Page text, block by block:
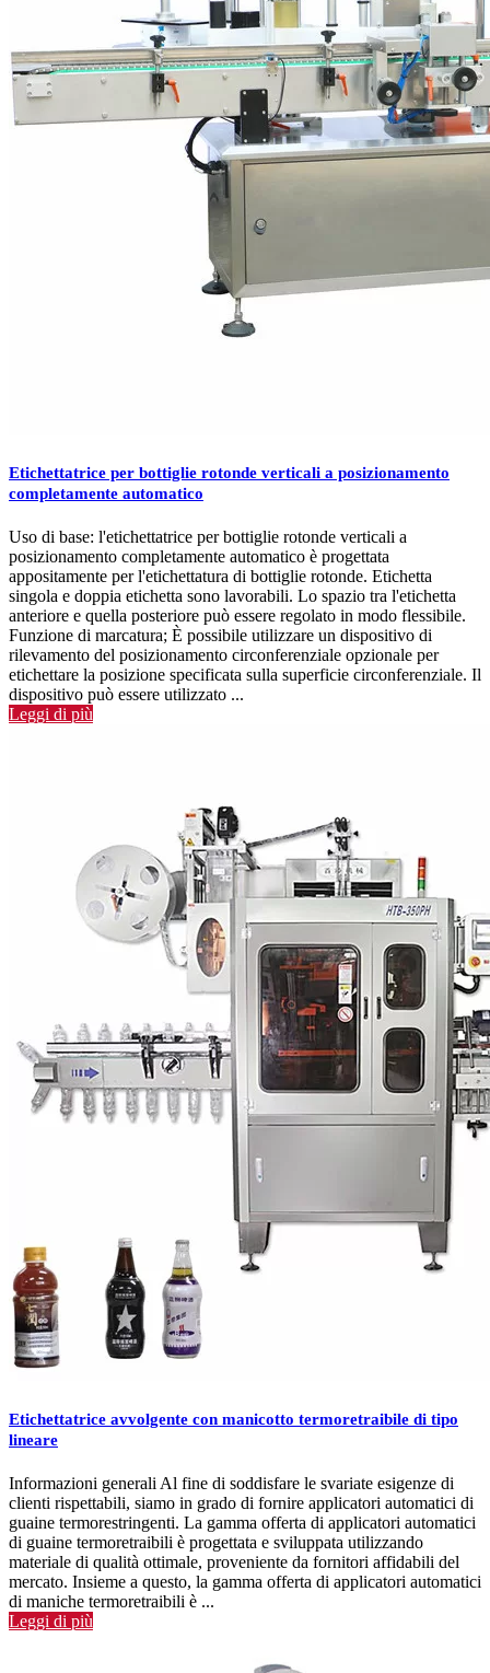
Etichettatrice per bottiglie rotonde verticali a posizionamento
completamente automatico
Uso di base: l'etichettatrice per bottiglie rotonde verticali a
posizionamento completamente automatico è progettata
appositamente per l'etichettatura di bottiglie rotonde. Etichetta
singola e doppia etichetta sono lavorabili. Lo spazio tra l'etichetta
anteriore e quella posteriore può essere regolato in modo flessibile.
Funzione di marcatura; È possibile utilizzare un dispositivo di
rilevamento del posizionamento circonferenziale opzionale per
etichettare la posizione specificata sulla superficie circonferenziale. Il
dispositivo può essere utilizzato ...
Leggi di più
Etichettatrice avvolgente con manicotto termoretraibile di tipo
lineare
Informazioni generali Al fine di soddisfare le svariate esigenze di
clienti rispettabili, siamo in grado di fornire applicatori automatici di
guaine termorestringenti. La gamma offerta di applicatori automatici
di guaine termoretraibili è progettata e sviluppata utilizzando
materiale di qualità ottimale, proveniente da fornitori affidabili del
mercato. Insieme a questo, la gamma offerta di applicatori automatici
di maniche termoretraibili è ...
Leggi di più